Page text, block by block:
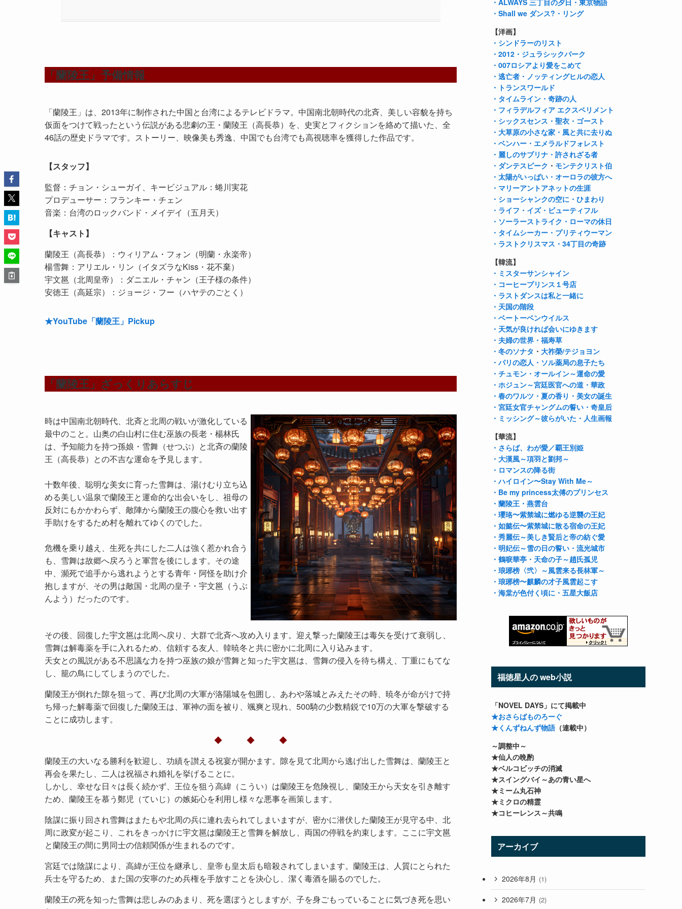
「蘭陵王」予備情報
「蘭陵王」は、2013年に制作された中国と台湾によるテレビドラマ。中国南北朝時代の北斉、美しい容貌を持ち
仮面をつけて戦ったという伝説がある悲劇の王・蘭陵王（高長恭）を、史実とフィクションを絡めて描いた、全
46話の歴史ドラマです。ストーリー、映像美も秀逸、中国でも台湾でも高視聴率を獲得した作品です。
【スタッフ】
監督：チョン・シューガイ、キービジュアル：蜷川実花
プロデューサー：フランキー・チェン
音楽：台湾のロックバンド・メイデイ（五月天）
【キャスト】
蘭陵王（高長恭）：ウィリアム・フォン（明蘭・永楽帝）
楊雪舞：アリエル・リン（イタズラなKiss・花不棄）
宇文邕（北周皇帝）：ダニエル・チャン（王子様の条件）
安徳王（高延宗）：ジョージ・フー（ハヤテのごとく）
★YouTube「蘭陵王」Pickup
「蘭陵王」ざっくりあらすじ
時は中国南北朝時代、北斉と北周の戦いが激化している
最中のこと。山奥の白山村に住む巫族の長老・楊林氏
は、予知能力を持つ孫娘・雪舞（せつぶ）と北斉の蘭陵
王（高長恭）との不吉な運命を予見します。
十数年後、聡明な美女に育った雪舞は、湯けむり立ち込
める美しい温泉で蘭陵王と運命的な出会いをし、祖母の
反対にもかかわらず、敵陣から蘭陵王の腹心を救い出す
手助けをするため村を離れてゆくのでした。
危機を乗り越え、生死を共にした二人は強く惹かれ合う
も、雪舞は故郷へ戻ろうと軍営を後にします。その途
中、瀕死で追手から逃れようとする青年・阿怪を助け介
抱しますが、その男は敵国・北周の皇子・宇文邕（うぶ
んよう）だったのです。
その後、回復した宇文邕は北周へ戻り、大群で北斉へ攻め入ります。迎え撃った蘭陵王は毒矢を受けて衰弱し、
雪舞は解毒薬を手に入れるため、信頼する友人、韓暁冬と共に密かに北周に入り込みます。
天女との風説がある不思議な力を持つ巫族の娘が雪舞と知った宇文邕は、雪舞の侵入を待ち構え、丁重にもてな
し、籠の鳥にしてしまうのでした。
蘭陵王が倒れた隙を狙って、再び北周の大軍が洛陽城を包囲し、あわや落城とみえたその時、暁冬が命がけで持
ち帰った解毒薬で回復した蘭陵王は、軍神の面を被り、颯爽と現れ、500騎の少数精鋭で10万の大軍を撃破する
ことに成功します。
◆ ◆ ◆
蘭陵王の大いなる勝利を歓迎し、功績を讃える祝宴が開かます。隙を見て北周から逃げ出した雪舞は、蘭陵王と
再会を果たし、二人は祝福され婚礼を挙げることに。
しかし、幸せな日々は長く続かず、王位を狙う高緯（こうい）は蘭陵王を危険視し、蘭陵王から天女を引き離す
ため、蘭陵王を慕う鄭児（ていじ）の嫉妬心を利用し様々な悪事を画策します。
陰謀に振り回され雪舞はまたもや北周の兵に連れ去られてしまいますが、密かに潜伏した蘭陵王が見守る中、北
周に政変が起こり、これをきっかけに宇文邕は蘭陵王と雪舞を解放し、両国の停戦を約束します。ここに宇文邕
と蘭陵王の間に男同士の信頼関係が生まれるのです。
宮廷では陰謀により、高緯が王位を継承し、皇帝も皇太后も暗殺されてしまいます。蘭陵王は、人質にとられた
兵士を守るため、また国の安寧のため兵権を手放すことを決心し、潔く毒酒を賜るのでした。
蘭陵王の死を知った雪舞は悲しみのあまり、死を選ぼうとしますが、子を身ごもっていることに気づき死を思い
・Shall we ダンス? ・リング
【洋画】
・シンドラーのリスト
・2012 ・ジュラシックパーク
・007ロシアより愛をこめて
・逃亡者 ・ノッティングヒルの恋人
・トランスワールド
・タイムライン ・奇跡の人
・フィラデルフィア エクスペリメント
・シックスセンス ・聖衣 ・ゴースト
・大草原の小さな家 ・風と共に去りぬ
・ベンハー ・エメラルドフォレスト
・麗しのサブリナ ・許されざる者
・ダンテスピーク ・ モンテクリスト伯
・太陽がいっぱい ・オーロラの彼方へ
・マリーアントアネットの生涯
・ショーシャンクの空に ・ひまわり
・ライフ・イズ・ビューティフル
・ソーラーストライク ・ローマの休日
・タイムシーカー ・プリティウーマン
・ラストクリスマス ・34丁目の奇跡
【韓流】
・ミスターサンシャイン
・コーヒープリンス１号店
・ラストダンスは私と一緒に
・天国の階段
・ベートーベンウイルス
・天気が良ければ会いにゆきます
・夫婦の世界 ・福寿草
・冬のソナタ ・ 大祚榮/テジョヨン
・パリの恋人 ・ソル薬局の息子たち
・チュモン ・オールイン～運命の愛
・ホジュン～宮廷医官への道 ・華政
・春のワルツ ・夏の香り ・美女の誕生
・宮廷女官チャングムの誓い ・奇皇后
・ミッシング～彼らがいた ・人生画報
【華流】
・さらば、わが愛／覇王別姫
・大漢風～項羽と劉邦～
・ロマンスの降る街
・ハイロイン〜Stay With Me～
・Be my princess太傅のプリンセス
・蘭陵王 ・燕雲台
・瓔珞〜紫禁城に燃ゆる逆襲の王妃
・如懿伝〜紫禁城に散る宿命の王妃
・秀麗伝～美しき賢后と帝の紡ぐ愛
・明妃伝～雪の日の誓い ・流光城市
・鶴唳華亭 ・天命の子～趙氏孤児
・琅琊榜〈弐〉～風雲来る長林軍～
・琅琊榜〜麒麟の才子風雲起こす
・海棠が色付く頃に ・五星大飯店
福徳星人の web小説
「NOVEL DAYS」にて掲載中
★おさらばものろーぐ
★くんずねんず物語 （連載中）
～調整中～
★仙人の晩酌
★ベルコビッチの消滅
★スイングバイ～あの青い星へ
★ミーム丸石神
★ミクロの精霊
★コヒーレンス～共鳴
アーカイブ
2026年8月 (1)
2026年7月 (2)